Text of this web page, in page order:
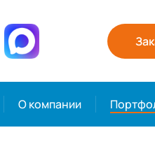
О компании